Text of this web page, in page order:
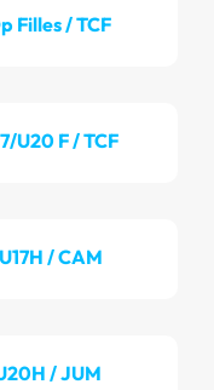
Filles / TCF
U20 F / TCF
/ CAM
/ JUM